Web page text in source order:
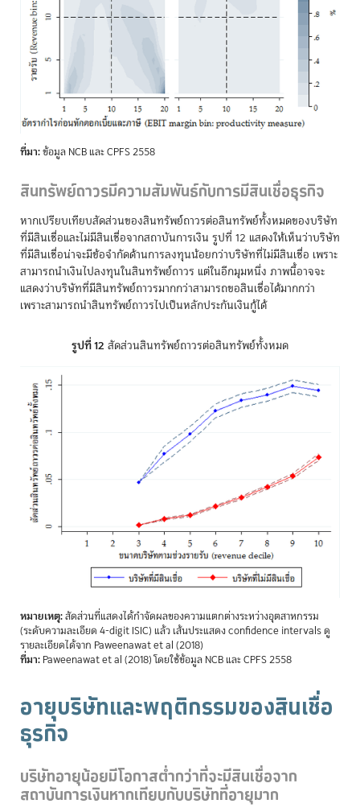
ที่มา:ข้อมูล NCB และ CPFS 2558
สินทรัพย์ถาวรมีความสัมพันธ์กับการมีสินเชื่อธุรกิจ
หากเปรียบเทียบสัดส่วนของสินทรัพย์ถาวรต่อสินทรัพย์ทั้งหมดของบริษัท
ที่มีสินเชื่อและไม่มีสินเชื่อจากสถาบันการเงิน รูปที่ 12 แสดงให้เห็นว่าบริษัท
ที่มีสินเชื่อน่าจะมีข้อจำกัดด้านการลงทุนน้อยกว่าบริษัทที่ไม่มีสินเชื่อ เพราะ
สามารถนำเงินไปลงทุนในสินทรัพย์ถาวร แต่ในอีกมุมหนึ่ง ภาพนี้อาจจะ
แสดงว่าบริษัทที่มีสินทรัพย์ถาวรมากกว่าสามารถขอสินเชื่อได้มากกว่า
เพราะสามารถนำสินทรัพย์ถาวรไปเป็นหลักประกันเงินกู้ได้
รูปที่ 12 สัดส่วนสินทรัพย์ถาวรต่อสินทรัพย์ทั้งหมด
หมายเหตุ:สัดส่วนที่แสดงได้กำจัดผลของความแตกต่างระหว่างอุตสาหกรรม
(ระดับความละเอียด 4-digit ISIC) แล้ว เส้นประแสดง confidence intervals ดู
รายละเอียดได้จาก Paweenawat et al (2018)
ที่มา: Paweenawat et al (2018) โดยใช้ข้อมูล NCB และ CPFS 2558
อายุบริษัทและพฤติกรรมของสินเชื่อ
ธุรกิจ
บริษัทอายุน้อยมีโอกาสต่ำกว่าที่จะมีสินเชื่อจาก
สถาบันการเงินหากเทียบกับบริษัทที่อายุมาก